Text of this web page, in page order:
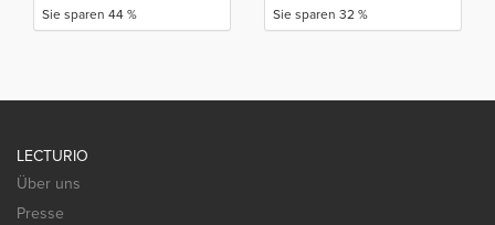
Sie sparen 44 % Sie sparen 32 %
LECTURIO
Über uns
Presse